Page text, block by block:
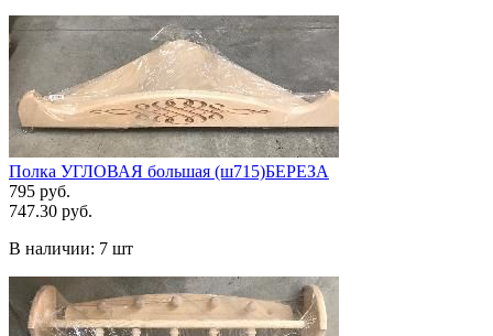
Полка УГЛОВАЯ большая (ш715)БЕРЕЗА
795 руб.
747.30 руб.
В наличии: 7 шт